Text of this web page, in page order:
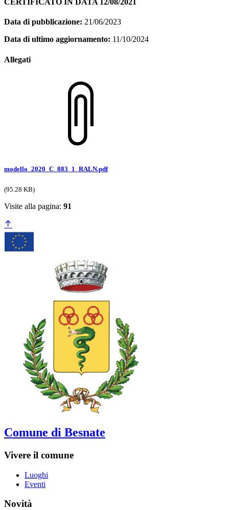
CERTIFICATO IN DATA 12/08/2021
Data di pubblicazione: 21/06/2023
Data di ultimo aggiornamento: 11/10/2024
Allegati
modello_2020_C_883_1_RALN.pdf
(95.28 KB)
Visite alla pagina: 91
Comune di Besnate
Vivere il comune
Luoghi
Eventi
Novità